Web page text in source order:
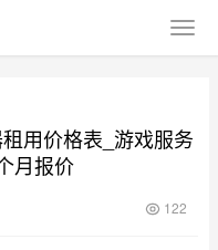
用价格表_游戏服务
月报价
122